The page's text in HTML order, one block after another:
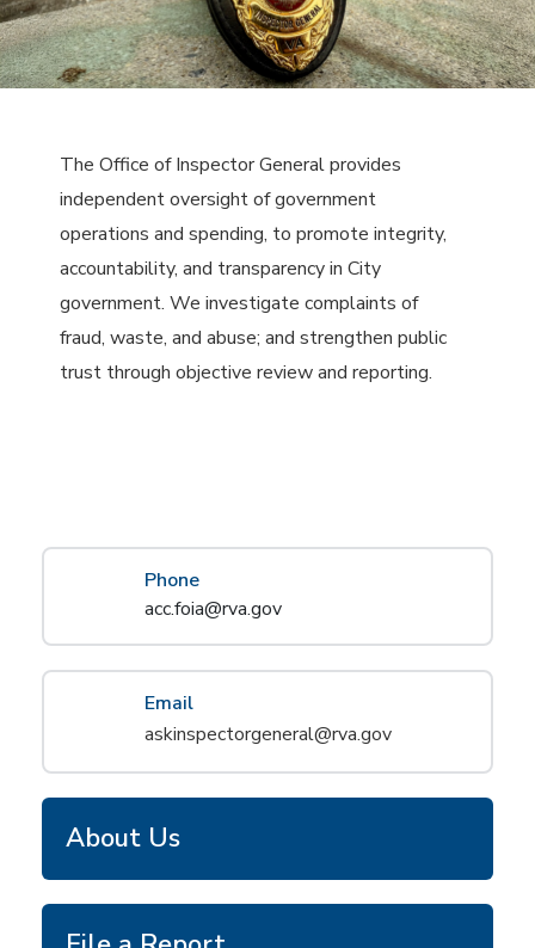
The Office of Inspector General provides
independent oversight of government
operations and spending, to promote integrity,
accountability, and transparency in City
government. We investigate complaints of
fraud, waste, and abuse; and strengthen public
trust through objective review and reporting.
Phone
acc.foia@rva.gov
Email
askinspectorgeneral@rva.gov
About Us